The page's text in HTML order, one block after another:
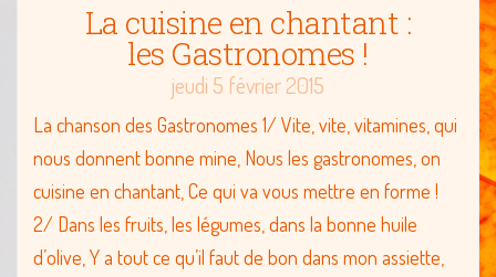
La cuisine en chantant :
les Gastronomes !
jeudi 5 février 2015
La chanson des Gastronomes 1/ Vite, vite, vitamines, qui
nous donnent bonne mine, Nous les gastronomes, on
cuisine en chantant, Ce qui va vous mettre en forme !
2/ Dans les fruits, les légumes, dans la bonne huile
d’olive, Y a tout ce qu’il faut de bon dans mon assiette,